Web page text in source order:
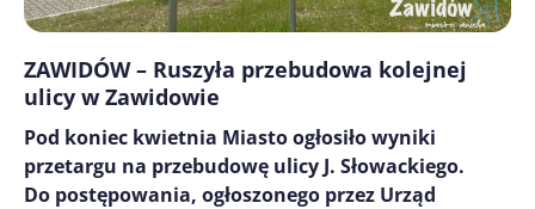
ZAWIDÓW – Ruszyła przebudowa kolejnej
ulicy w Zawidowie
Pod koniec kwietnia Miasto ogłosiło wyniki
przetargu na przebudowę ulicy J. Słowackiego.
Do postępowania, ogłoszonego przez Urząd